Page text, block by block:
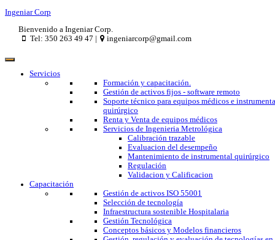
Ingeniar Corp
Bienvenido a Ingeniar Corp.
Tel: 350 263 49 47 |
ingeniarcorp@gmail.com
Servicios
Formación y capacitación.
Gestión de activos fijos - software remoto
Soporte técnico para equipos médicos e
quirúrgico
Renta y Venta de equipos médicos
Servicios de Ingenieria Metrológica
Calibración trazable
Evaluacion del desempeño
Mantenimiento de instrumental quirúrgico
Regulación
Validacion y Calificacion
Capacitación
Gestión de activos ISO 55001
Selección de tecnología
Infraestructura sostenible Hospitalaria
Gestión Tecnológica
Conceptos básicos y Modelos financieros